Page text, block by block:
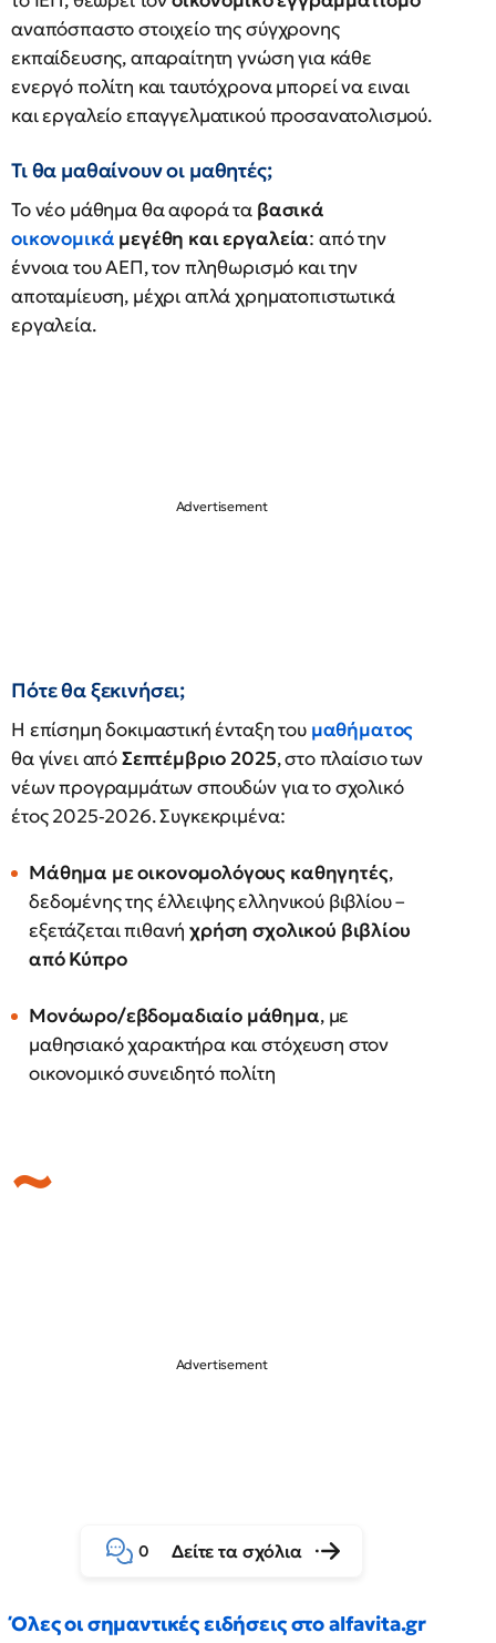
αναπόσπαστο στοιχείο της σύγχρονης
εκπαίδευσης, απαραίτητη γνώση για κάθε
ενεργό πολίτη και ταυτόχρονα μπορεί να ειναι
και εργαλείο επαγγελματικού προσανατολισμού.
Τι θα μαθαίνουν οι μαθητές;
Το νέο μάθημα θα αφορά τα βασικά
οικονομικά μεγέθη και εργαλεία: από την
έννοια του ΑΕΠ, τον πληθωρισμό και την
αποταμίευση, μέχρι απλά χρηματοπιστωτικά
εργαλεία.
Πότε θα ξεκινήσει;
Η επίσημη δοκιμαστική ένταξη του μαθήματος
θα γίνει απόΣεπτέμβριο 2025, στο πλαίσιο των
νέων προγραμμάτων σπουδών για το σχολικό
έτος 2025‑2026. Συγκεκριμένα:
Μάθημα με οικονομολόγους καθηγητές,
δεδομένης της έλλειψης ελληνικού βιβλίου –
εξετάζεται πιθανήχρήση σχολικού βιβλίου
από Κύπρο
Μονόωρο/εβδομαδιαίο μάθημα, με
μαθησιακό χαρακτήρα και στόχευση στον
οικονομικό συνειδητό πολίτη
0 Δείτε τα σχόλια
Όλες οι σημαντικές ειδήσεις στο alfavita.gr